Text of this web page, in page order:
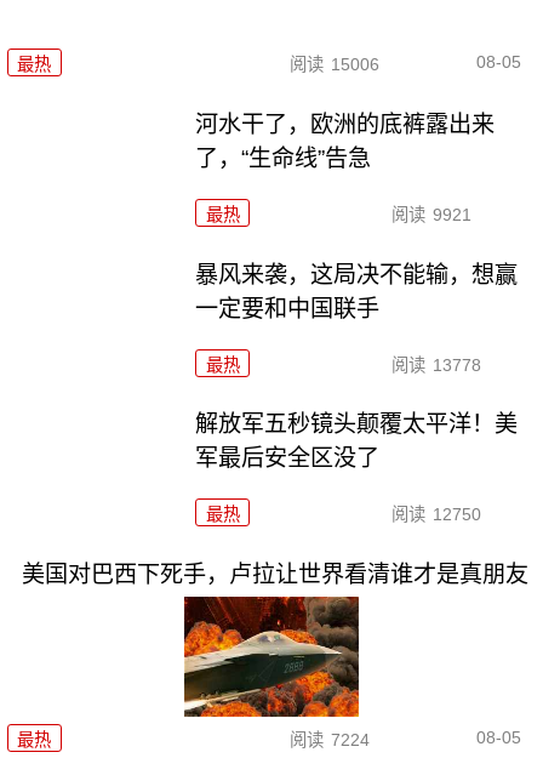
最热 阅读 15006 08-05
河水干了，欧洲的底裤露出来
了，“生命线”告急
最热 阅读 9921
暴风来袭，这局决不能输，想赢
一定要和中国联手
最热 阅读 13778
解放军五秒镜头颠覆太平洋！美
军最后安全区没了
最热 阅读 12750
美国对巴西下死手，卢拉让世界看清谁才是真朋友
最热 阅读 7224 08-05